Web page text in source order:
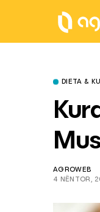
DIETA &
AGROWEB
4 NËNTOR,